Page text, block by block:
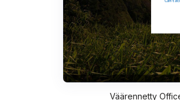
Väärennetty